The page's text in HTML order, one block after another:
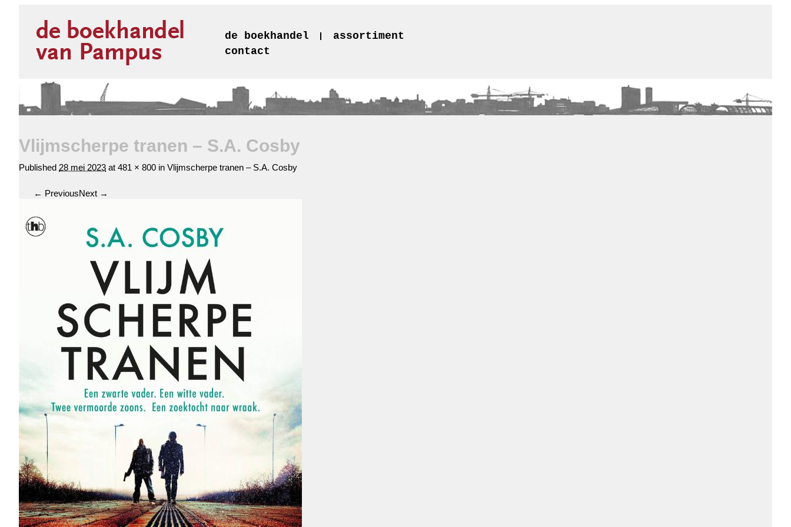
de boekhandel
assortiment
contact
contact
nieuwsbrief
Vlijmscherpe tranen – S.A. Cosby
Published 28 mei 2023 at 481 × 800 in Vlijmscherpe tranen – S.A. Cosby
← PreviousNext →